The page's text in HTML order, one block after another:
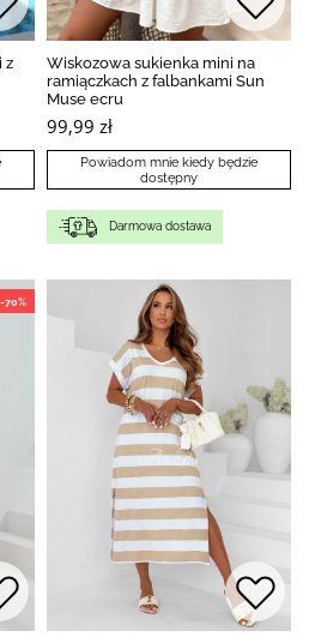
z
Wiskozowa sukienka mini na
ramiączkach z falbankami Sun
Muse ecru
99,99 zł
Powiadom mnie kiedy będzie
dostępny
Darmowa dostawa
-70%